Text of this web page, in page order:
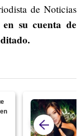
de Noticias
su cuenta de